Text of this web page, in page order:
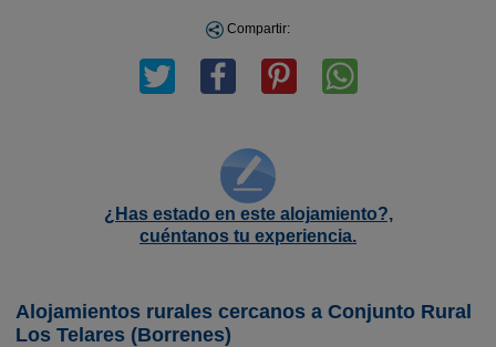
Compartir:
¿Has estado en este alojamiento?,
cuéntanos tu experiencia.
Alojamientos rurales cercanos a Conjunto Rural
Los Telares (Borrenes)